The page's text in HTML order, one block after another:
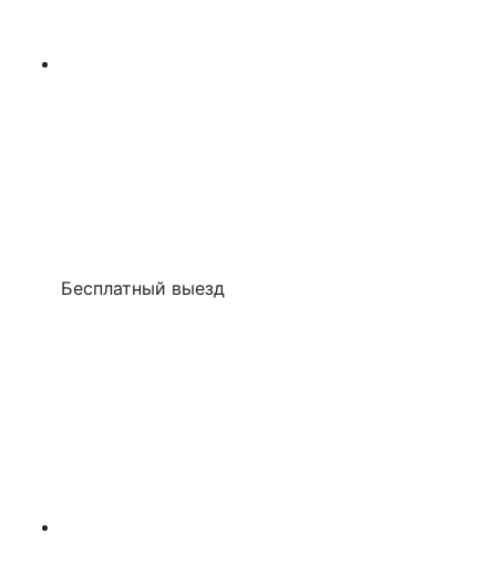
Бесплатный выезд